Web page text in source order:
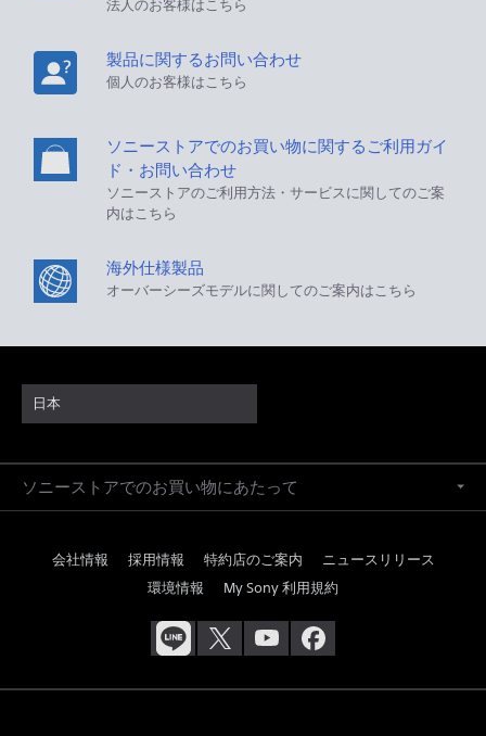
法人のお客様はこちら
製品に関するお問い合わせ
個人のお客様はこちら
ソニーストアでのお買い物に関するご利用ガイ
ド・お問い合わせ
ソニーストアのご利用方法・サービスに関してのご案
内はこちら
海外仕様製品
オーバーシーズモデルに関してのご案内はこちら
日本
ソニーストアでのお買い物にあたって
会社情報 採用情報 特約店のご案内
ニュースリリース
環境情報
My Sony 利用規約